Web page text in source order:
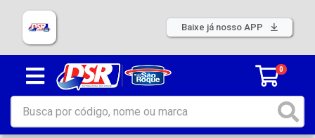
Baixe já nosso APP
0